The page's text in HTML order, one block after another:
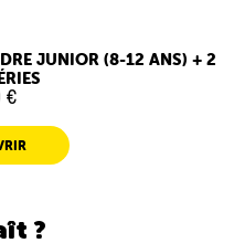
JUNIOR (8-12 ANS) + 2
€
?